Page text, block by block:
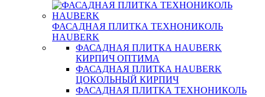
ФАСАДНАЯ ПЛИТКА ТЕХНОНИКОЛЬ
HAUBERK
ФАСАДНАЯ ПЛИТКА HAUBERK
КИРПИЧ ОПТИМА
ФАСАДНАЯ ПЛИТКА HAUBERK
ЦОКОЛЬНЫЙ КИРПИЧ
ФАСАДНАЯ ПЛИТКА ТЕХНОНИКОЛЬ